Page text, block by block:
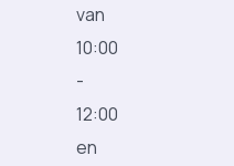
van
10:00
-
12:00
en